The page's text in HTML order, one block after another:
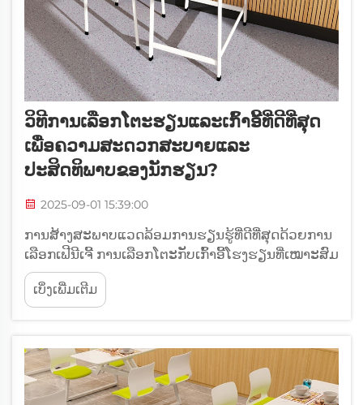
ວິທີການເລືອກໂຕະຮຽນແລະເກົ້າອີ້ທີ່ດີທີ່ສຸດ
ເພື່ອຄວາມສະດວກສະບາຍແລະ
ປະສິດທິພາບຂອງນັກຮຽນ?
2025-09-01 15:39:00
ການສ້າງສະພາບແວດລ້ອມການຮຽນຮູ້ທີ່ດີທີ່ສຸດດ້ວຍການ
ເລືອກເຟີນີເຈີ້ ການເລືອກໂຕະກັບເກົ້າອີ້ໂຮງຮຽນທີ່ເໝາະສົມ
ແມ່ນເປັນພື້ນຖານຂອງສະພາບແວດລ້ອມການຮຽນຂອງ
ນັກຮຽນ. ເມື່ອນັກຮຽນໃຊ້ເວລາຫຼາຍຊົ່ວໂມງນັ່ງຢູ່ໂຕະ
ແຕ່ລະມື້, ຄວາມສຳຄັນຂອງການເລືອກ...
ເບິ່ງເພີ່ມເຕີມ